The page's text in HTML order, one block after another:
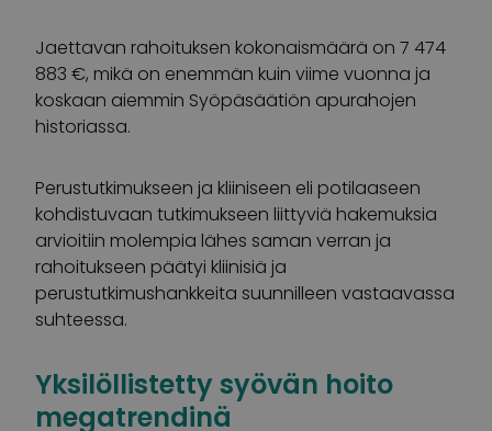
Jaettavan rahoituksen kokonaismäärä on 7 474
883 €, mikä on enemmän kuin viime vuonna ja
koskaan aiemmin Syöpäsäätiön apurahojen
historiassa.
Perustutkimukseen ja kliiniseen eli potilaaseen
kohdistuvaan tutkimukseen liittyviä hakemuksia
arvioitiin molempia lähes saman verran ja
rahoitukseen päätyi kliinisiä ja
perustutkimushankkeita suunnilleen vastaavassa
suhteessa.
Yksilöllistetty syövän hoito
megatrendinä